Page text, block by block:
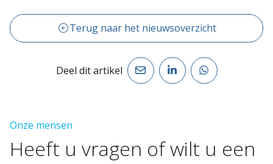
Terug naar het nieuwsoverzicht
Deel dit artikel
Onze mensen
Heeft u vragen ofwilt u een